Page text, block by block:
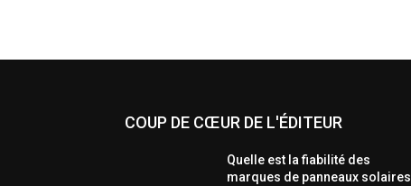
COUP DE CŒUR DE L'ÉDITEUR
Quelle est la fiabilité des
marques de panneaux solaires